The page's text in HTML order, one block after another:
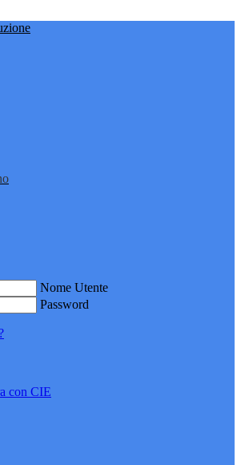
Nome Utente
Password
con CIE